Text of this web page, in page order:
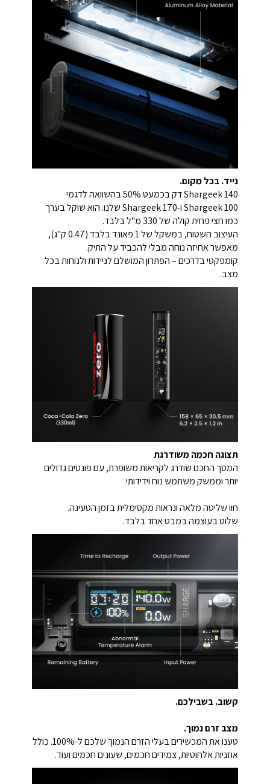
נייד. בכל מקום.
Shargeek 140 דק בכמעט 50% בהשוואה לדגמי
Shargeek 100 ו‑Shargeek 170 שלנו. הוא שוקל בערך
כמו חצי פחית קולה של 330 מ"ל בלבד.
העיצוב השטוח, במשקל של 1 פאונד בלבד (0.47 ק"ג),
מאפשר אחיזה נוחה מבלי להכביד על התיק.
קומפקטי בדרכים – הפתרון המושלם לניידות ולנוחות בכל
מצב.
תצוגה חכמה משודרגת
המסך החכם שודרג לקריאות משופרת, עם פונטים גדולים
יותר וממשק משתמש נוח וידידותי.
חוו שליטה מלאה ונראות מקסימלית בזמן הטעינה.
שלוט בעוצמה במבט אחד בלבד.
קשוב. בשבילכם.
מצב זרם נמוך.
טענו את המכשירים בעלי הזרם הנמוך שלכם ל-100%. כולל
אוזניות אלחוטיות, צמידים חכמים, שעונים חכמים ועוד.